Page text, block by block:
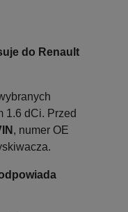
do Renault
1.6 dCi. Przed
, numer OE